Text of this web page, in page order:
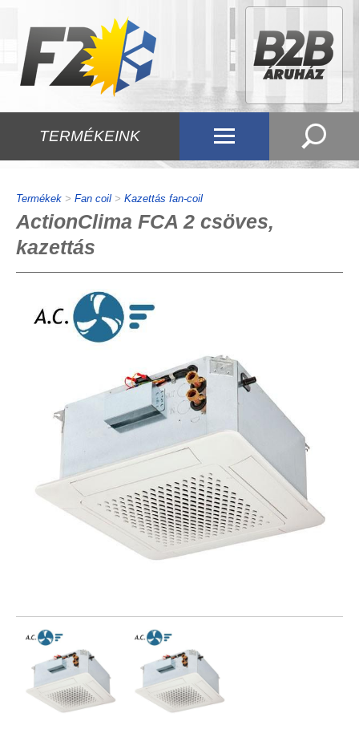
TERMÉKEINK
Termékek > Fan coil > Kazettás fan-coil
ActionClima FCA 2 csöves,
kazettás